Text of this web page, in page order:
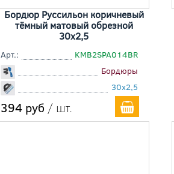
Бордюр Руссильон коричневый
тёмный матовый обрезной
30x2,5
Арт.:
KMB2SPA014BR
Бордюры
30x2,5
394 руб / шт.